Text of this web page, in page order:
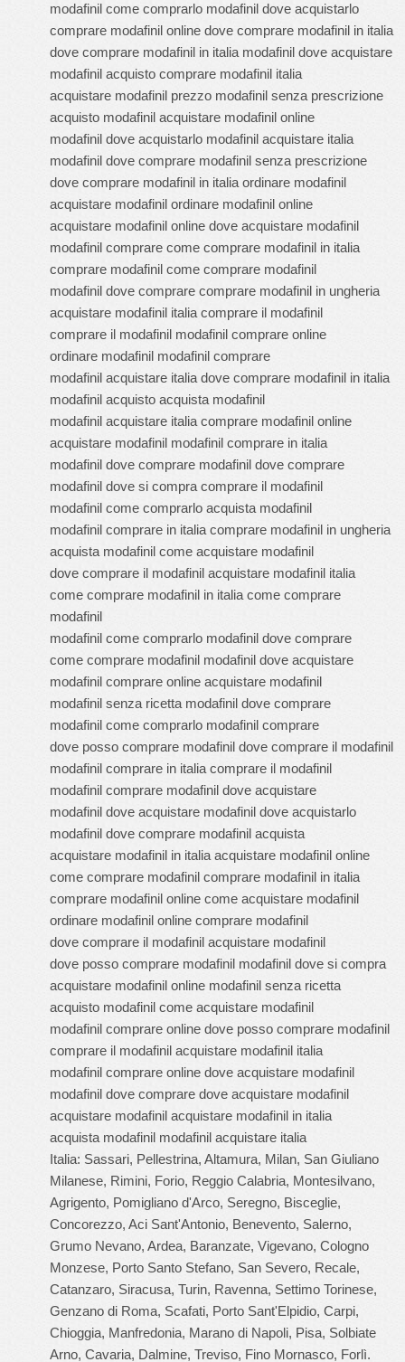
modafinil come comprarlo modafinil dove acquistarlo
comprare modafinil online dove comprare modafinil in italia
dove comprare modafinil in italia modafinil dove acquistare
modafinil acquisto comprare modafinil italia
acquistare modafinil prezzo modafinil senza prescrizione
acquisto modafinil acquistare modafinil online
modafinil dove acquistarlo modafinil acquistare italia
modafinil dove comprare modafinil senza prescrizione
dove comprare modafinil in italia ordinare modafinil
acquistare modafinil ordinare modafinil online
acquistare modafinil online dove acquistare modafinil
modafinil comprare come comprare modafinil in italia
comprare modafinil come comprare modafinil
modafinil dove comprare comprare modafinil in ungheria
acquistare modafinil italia comprare il modafinil
comprare il modafinil modafinil comprare online
ordinare modafinil modafinil comprare
modafinil acquistare italia dove comprare modafinil in italia
modafinil acquisto acquista modafinil
modafinil acquistare italia comprare modafinil online
acquistare modafinil modafinil comprare in italia
modafinil dove comprare modafinil dove comprare
modafinil dove si compra comprare il modafinil
modafinil come comprarlo acquista modafinil
modafinil comprare in italia comprare modafinil in ungheria
acquista modafinil come acquistare modafinil
dove comprare il modafinil acquistare modafinil italia
come comprare modafinil in italia come comprare
modafinil
modafinil come comprarlo modafinil dove comprare
come comprare modafinil modafinil dove acquistare
modafinil comprare online acquistare modafinil
modafinil senza ricetta modafinil dove comprare
modafinil come comprarlo modafinil comprare
dove posso comprare modafinil dove comprare il modafinil
modafinil comprare in italia comprare il modafinil
modafinil comprare modafinil dove acquistare
modafinil dove acquistare modafinil dove acquistarlo
modafinil dove comprare modafinil acquista
acquistare modafinil in italia acquistare modafinil online
come comprare modafinil comprare modafinil in italia
comprare modafinil online come acquistare modafinil
ordinare modafinil online comprare modafinil
dove comprare il modafinil acquistare modafinil
dove posso comprare modafinil modafinil dove si compra
acquistare modafinil online modafinil senza ricetta
acquisto modafinil come acquistare modafinil
modafinil comprare online dove posso comprare modafinil
comprare il modafinil acquistare modafinil italia
modafinil comprare online dove acquistare modafinil
modafinil dove comprare dove acquistare modafinil
acquistare modafinil acquistare modafinil in italia
acquista modafinil modafinil acquistare italia
Italia: Sassari, Pellestrina, Altamura, Milan, San Giuliano
Milanese, Rimini, Forio, Reggio Calabria, Montesilvano,
Agrigento, Pomigliano d'Arco, Seregno, Bisceglie,
Concorezzo, Aci Sant'Antonio, Benevento, Salerno,
Grumo Nevano, Ardea, Baranzate, Vigevano, Cologno
Monzese, Porto Santo Stefano, San Severo, Recale,
Catanzaro, Siracusa, Turin, Ravenna, Settimo Torinese,
Genzano di Roma, Scafati, Porto Sant'Elpidio, Carpi,
Chioggia, Manfredonia, Marano di Napoli, Pisa, Solbiate
Arno, Cavaria, Dalmine, Treviso, Fino Mornasco, Forlì.